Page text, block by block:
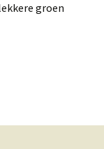
groen